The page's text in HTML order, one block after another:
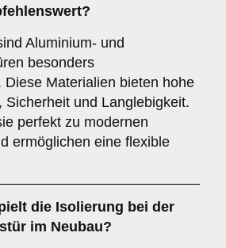
Aluminium- und
besonders
Diese Materialien bieten hohe
Sicherheit und Langlebigkeit.
perfekt zu modernen
ermöglichen eine flexible
die Isolierung bei der
im Neubau?